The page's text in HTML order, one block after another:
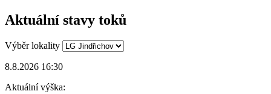
Aktuální stavy toků
Výběr lokality
8.8.2026 16:30
Aktuální výška: